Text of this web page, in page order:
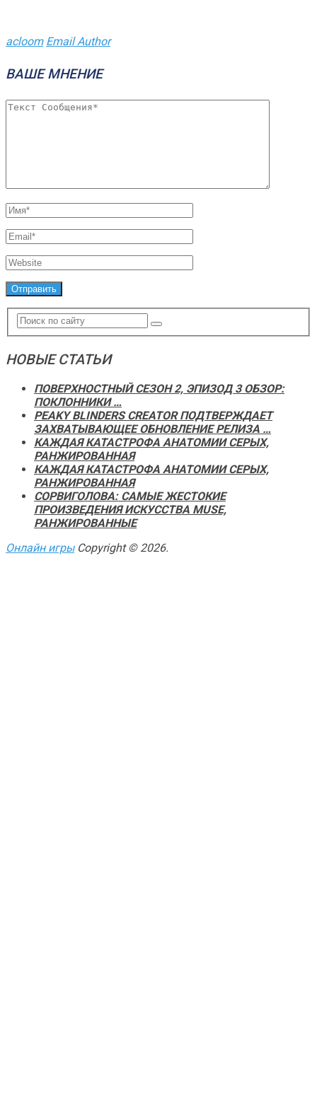
acloom Email Author
ВАШЕ МНЕНИЕ
НОВЫЕ СТАТЬИ
ПОВЕРХНОСТНЫЙ СЕЗОН 2, ЭПИЗОД 3 ОБЗОР:
ПОКЛОННИКИ …
PEAKY BLINDERS CREATOR ПОДТВЕРЖДАЕТ
ЗАХВАТЫВАЮЩЕЕ ОБНОВЛЕНИЕ РЕЛИЗА …
КАЖДАЯ КАТАСТРОФА АНАТОМИИ СЕРЫХ,
РАНЖИРОВАННАЯ
КАЖДАЯ КАТАСТРОФА АНАТОМИИ СЕРЫХ,
РАНЖИРОВАННАЯ
СОРВИГОЛОВА: САМЫЕ ЖЕСТОКИЕ
ПРОИЗВЕДЕНИЯ ИСКУССТВА MUSE,
РАНЖИРОВАННЫЕ
Онлайн игрыCopyright © 2026.